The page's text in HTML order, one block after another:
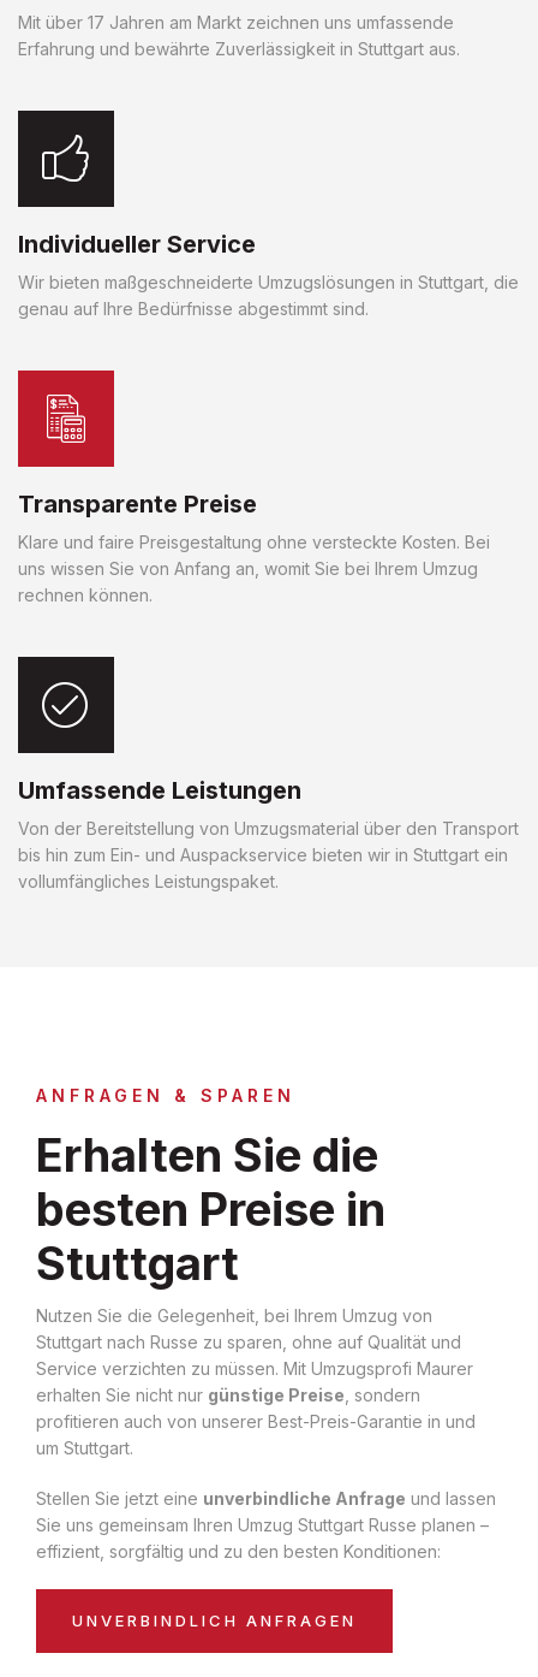
Mit über 17 Jahren am Markt zeichnen uns umfassende
Erfahrung und bewährte Zuverlässigkeit in Stuttgart aus.
Individueller Service
Wir bieten maßgeschneiderte Umzugslösungen in Stuttgart, die
genau auf Ihre Bedürfnisse abgestimmt sind.
Transparente Preise
Klare und faire Preisgestaltung ohne versteckte Kosten. Bei
uns wissen Sie von Anfang an, womit Sie bei Ihrem Umzug
rechnen können.
Umfassende Leistungen
Von der Bereitstellung von Umzugsmaterial über den Transport
bis hin zum Ein- und Auspackservice bieten wir in Stuttgart ein
vollumfängliches Leistungspaket.
ANFRAGEN & SPAREN
Erhalten Sie die
besten Preise in
Stuttgart
Nutzen Sie die Gelegenheit, bei Ihrem Umzug von
Stuttgart nach Russe zu sparen, ohne auf Qualität und
Service verzichten zu müssen. Mit Umzugsprofi Maurer
erhalten Sie nicht nur günstige Preise , sondern
profitieren auch von unserer Best-Preis-Garantie in und
um Stuttgart.
Stellen Sie jetzt eine unverbindliche Anfrage und lassen
Sie uns gemeinsam Ihren Umzug Stuttgart Russe planen –
effizient, sorgfältig und zu den besten Konditionen:
UNVERBINDLICH ANFRAGEN